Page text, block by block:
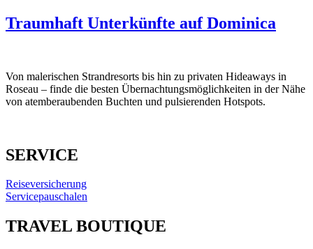
Traumhaft Unterkünfte auf Dominica
Von malerischen Strandresorts bis hin zu privaten Hideaways in
Roseau – finde die besten Übernachtungsmöglichkeiten in der Nähe
von atemberaubenden Buchten und pulsierenden Hotspots.
SERVICE
Reiseversicherung
Servicepauschalen
TRAVEL BOUTIQUE